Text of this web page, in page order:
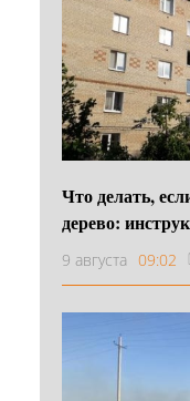
Что делать,
дерево:
9 августа 09:02